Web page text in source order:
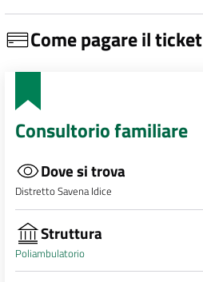
Come pagare il ticket
Consultorio familiare
Dove si trova
Distretto Savena Idice
Struttura
Poliambulatorio